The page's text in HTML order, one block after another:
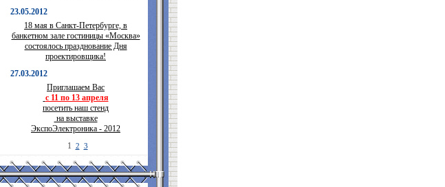
23.05.2012
18 мая в Санкт-Петербурге, в
банкетном зале гостиницы «Москва»
состоялось празднование Дня
проектировщика!
27.03.2012
Приглашаем Вас
с 11 по 13 апреля
посетить наш стенд
на выставке
ЭкспоЭлектроника - 2012
1 2 3